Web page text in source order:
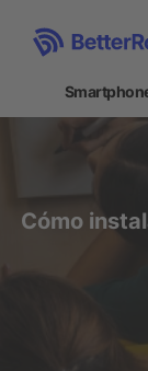
Apple
Cómo